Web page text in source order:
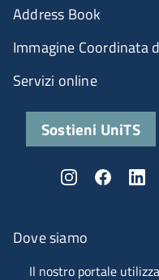
Il nostro portale
Dove siamo
Address Book
Immagine Coordinata
Servizi online
Sostieni UniTS